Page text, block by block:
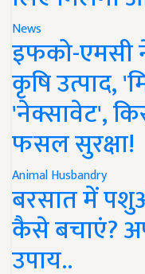
News
इफको-एमसी
कृषि उत्पाद,
'नेक्सावेट',
फसल सुरक्षा!
Animal Husbandry
बरसात में
कैसे बचाएं?
उपाय..